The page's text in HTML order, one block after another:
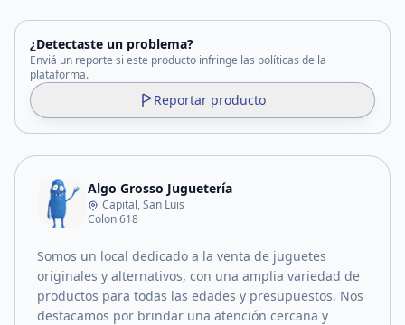
¿Detectaste un problema?
Enviá un reporte si este producto infringe las políticas de la
plataforma.
Reportar producto
Algo Grosso Juguetería
Capital, San Luis
Colon 618
Somos un local dedicado a la venta de juguetes
originales y alternativos, con una amplia variedad de
productos para todas las edades y presupuestos. Nos
destacamos por brindar una atención cercana y